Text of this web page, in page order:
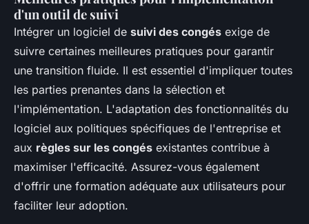
d'un outil de suivi
Intégrer un logiciel de suivi des congés exige de
suivre certaines meilleures pratiques pour garantir
une transition fluide. Il est essentiel d'impliquer toutes
les parties prenantes dans la sélection et
l'implémentation. L'adaptation des fonctionnalités du
logiciel aux politiques spécifiques de l'entreprise et
aux règles sur les congés existantes contribue à
maximiser l'efficacité. Assurez-vous également
d'offrir une formation adéquate aux utilisateurs pour
faciliter leur adoption.